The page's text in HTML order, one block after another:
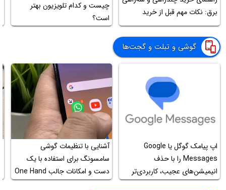
برق: نکات مهم قبل از خرید
چیست و کدام تلویزیون بهتر
است؟
گوشی و تبلت و گجت‌ها
اپ پیامک گوگل یا Google
Messages را با حذف
انیمیشن‌های عجیب، کاربردی‌تر
کنید
آشنایی با تنظیمات گوشی
سامسونگ برای استفاده با یک
دست و امکانات جالب One Hand
Operation